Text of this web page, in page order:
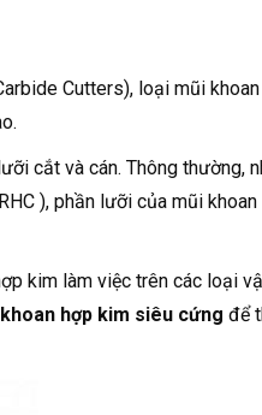
Cutters), loại mũi
cắt và cán. Thông thường,
), phần lưỡi của mũi
kim làm việc trên các loại
hợp kim siêu cứng để